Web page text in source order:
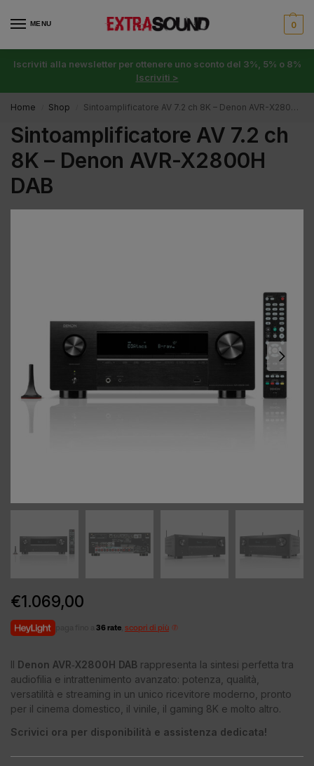
MENU 0
Iscriviti alla newsletter per ottenere uno sconto del 3%, 5% o 8%
Iscriviti >
Home Shop Sintoamplificatore AV 7.2 ch 8K – Denon AVR-X2800H DAB
Sintoamplificatore AV 7.2 ch
8K – Denon AVR-X2800H
DAB
€1.069,00
36 rate scopri di più
Il Denon AVR‑X2800H DAB rappresenta la sintesi perfetta tra
audiofilia e intrattenimento avanzato: potenza, qualità,
versatilità e streaming in un unico ricevitore moderno, pronto
per il cinema domestico, il vinile, il gaming 8K e molto altro.
Scrivici ora per disponibilità e assistenza dedicata!